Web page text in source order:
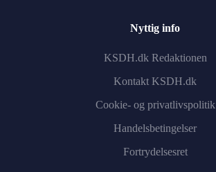
Nyttig info
KSDH.dk Redaktionen
Kontakt KSDH.dk
Cookie- og privatlivspolitik
Handelsbetingelser
Fortrydelsesret